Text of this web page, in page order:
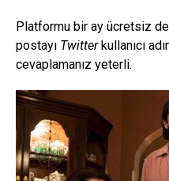
Platformu bir ay ücretsiz
postayı Twitterkullanıcı
cevaplamanız yeterli.